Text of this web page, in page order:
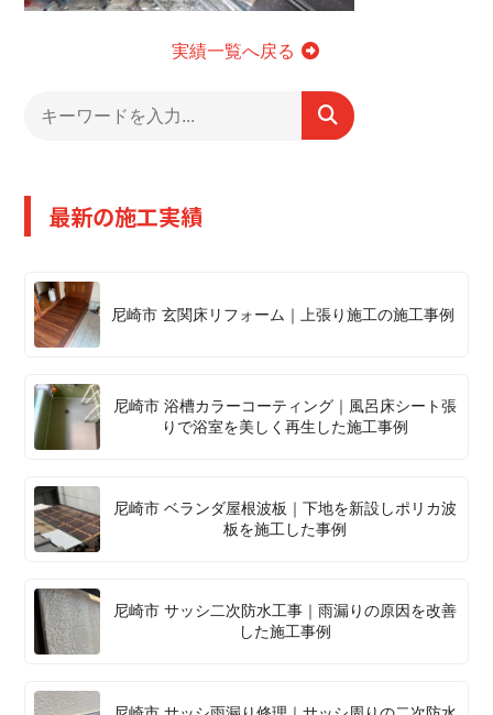
実績一覧へ戻る
最新の施工実績
尼崎市 玄関床リフォーム｜上張り施工の施工事例
尼崎市 浴槽カラーコーティング｜風呂床シート張
りで浴室を美しく再生した施工事例
尼崎市 ベランダ屋根波板｜下地を新設しポリカ波
板を施工した事例
尼崎市 サッシ二次防水工事｜雨漏りの原因を改善
した施工事例